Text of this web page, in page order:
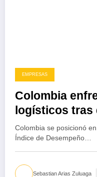
EMPRESAS
Colombia
logísticos
cadena de
Colombia se posicionó
Índice de Desempeño…
Sebastian Arias Zuluaga